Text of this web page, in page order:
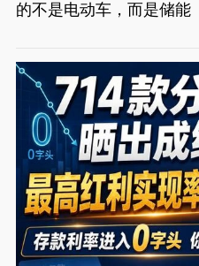
的不是电动车，而是储能